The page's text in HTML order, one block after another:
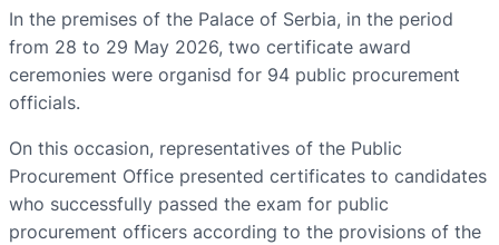
In the premises of the Palace of Serbia, in the period
from 28 to 29 May 2026, two certificate award
ceremonies were organisd for 94 public procurement
officials.
On this occasion, representatives of the Public
Procurement Office presented certificates to candidates
who successfully passed the exam for public
procurement officers according to the provisions of the